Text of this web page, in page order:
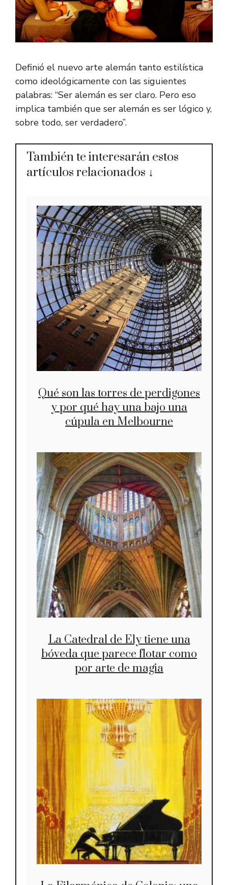
Definió el nuevo arte alemán tanto estilística
como ideológicamente con las siguientes
palabras: “Ser alemán es ser claro. Pero eso
implica también que ser alemán es ser lógico y,
sobre todo, ser verdadero”.
También te interesarán estos
artículos relacionados ↓
Qué son las torres de perdigones
y por qué hay una bajo una
cúpula en Melbourne
La Catedral de Ely tiene una
bóveda que parece flotar como
por arte de magia